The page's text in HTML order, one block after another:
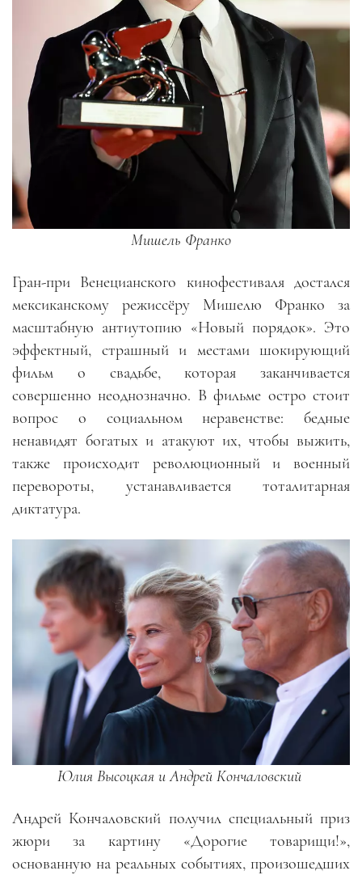
Мишель Франко
Гран-при Венецианского кинофестиваля достался
мексиканскому режиссёру Мишелю Франко за
масштабную антиутопию «Новый порядок». Это
эффектный, страшный и местами шокирующий
фильм о свадьбе, которая заканчивается
совершенно неоднозначно. В фильме остро стоит
вопрос о социальном неравенстве: бедные
ненавидят богатых и атакуют их, чтобы выжить,
также происходит революционный и военный
перевороты, устанавливается тоталитарная
диктатура.
Юлия Высоцкая и Андрей Кончаловский
Андрей Кончаловский получил специальный приз
жюри за картину «Дорогие товарищи!»,
основанную на реальных событиях, произошедших